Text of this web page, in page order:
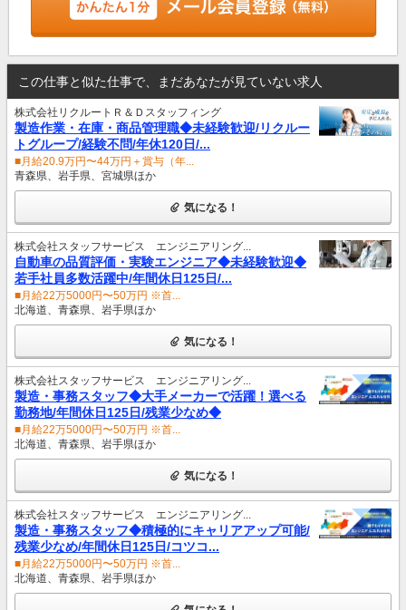
この仕事と似た仕事で、まだあなたが見ていない求人
株式会社リクルートＲ＆Ｄスタッフィング
製造作業・在庫・商品管理職◆未経験歓迎/リクルー
トグループ/経験不問/年休120日/...
■月給20.9万円〜44万円＋賞与（年...
青森県、岩手県、宮城県ほか
気になる！
株式会社スタッフサービス エンジニアリング...
自動車の品質評価・実験エンジニア◆未経験歓迎◆
若手社員多数活躍中/年間休日125日/...
■月給22万5000円〜50万円 ※首...
北海道、青森県、岩手県ほか
気になる！
株式会社スタッフサービス エンジニアリング...
製造・事務スタッフ◆大手メーカーで活躍！選べる
勤務地/年間休日125日/残業少なめ◆
■月給22万5000円〜50万円 ※首...
北海道、青森県、岩手県ほか
気になる！
株式会社スタッフサービス エンジニアリング...
製造・事務スタッフ◆積極的にキャリアアップ可能/
残業少なめ/年間休日125日/コツコ...
■月給22万5000円〜50万円 ※首...
北海道、青森県、岩手県ほか